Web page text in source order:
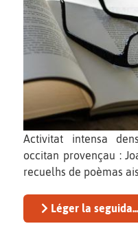
Activitat intensa
occitan provençau :
recuelhs de poèmas
Léger la seguida...